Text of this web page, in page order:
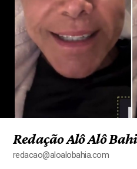
Redação Alô Alô
redacao@aloalobahia.com